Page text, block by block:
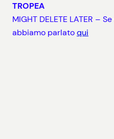
TROPEA
MIGHT DELETE LATER –
abbiamo parlatoqui